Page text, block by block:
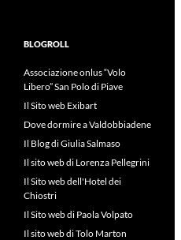
BLOGROLL
Associazione onlus “Volo
Libero” San Polo di Piave
Il Sito web Exibart
Dove dormire a Valdobbiadene
Il Blog di Giulia Salmaso
Il sito web di Lorenza Pellegrini
Il Sito web dell'Hotel dei
Chiostri
Il Sito web di Paola Volpato
Il sito web di Tolo Marton